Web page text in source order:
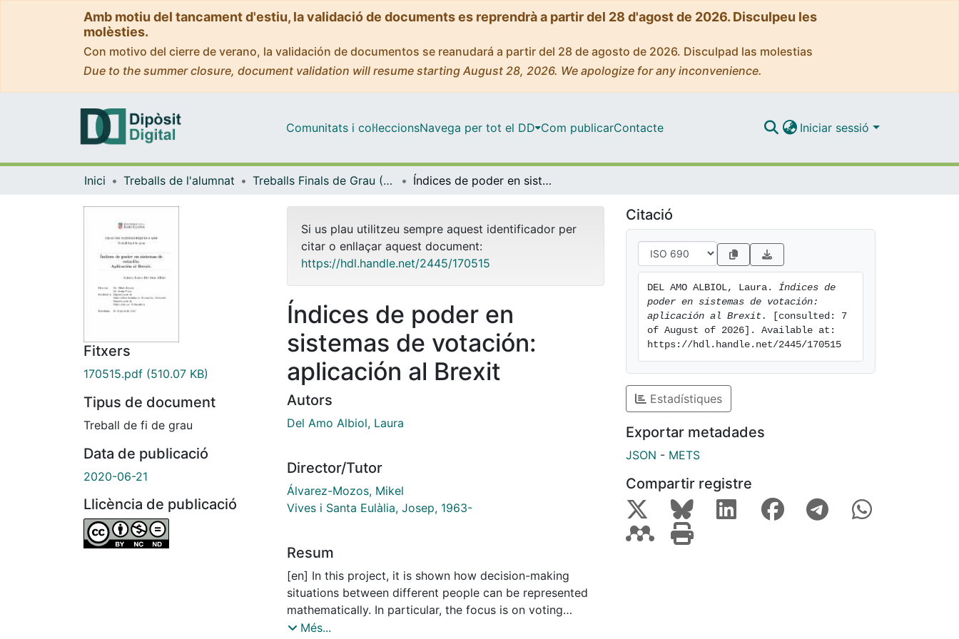
Amb motiu del tancament d'estiu, la validació de documents es reprendrà a partir del 28 d'agost de 2026. Disculpeu les
molèsties.
Con motivo del cierre de verano, la validación de documentos se reanudará a partir del 28 de agosto de 2026. Disculpad las molestias
Due to the summer closure, document validation will resume starting August 28, 2026. We apologize for any inconvenience.
Comunitats i col·leccionsNavega per tot el DD Com publicarContacte Iniciar sessió
Inici Treballs de l'alumnat Treballs Finals de Grau (TFG) - Matemàtiques Índices de poder en sistemas de votación: aplicación al Brexit
Fitxers
170515.pdf (510.07 KB)
Tipus de document
Treball de fi de grau
Data de publicació
2020-06-21
Llicència de publicació
Si us plau utilitzeu sempre aquest identificador per
citar o enllaçar aquest document:
https://hdl.handle.net/2445/170515
Índices de poder en
sistemas de votación:
aplicación al Brexit
Autors
Del Amo Albiol, Laura
Director/Tutor
Álvarez-Mozos, Mikel
Vives i Santa Eulàlia, Josep, 1963-
Resum
[en] In this project, it is shown how decision-making
situations between different people can be represented
mathematically. In particular, the focus is on voting
systems in which voters make a decision and we will
Més...
Citació
DEL AMO ALBIOL, Laura. Índices de
poder en sistemas de votación:
aplicación al Brexit.
[consulted: 7
of August of 2026]. Available at:
https://hdl.handle.net/2445/170515
Estadístiques
Exportar metadades
JSON - METS
Compartir registre